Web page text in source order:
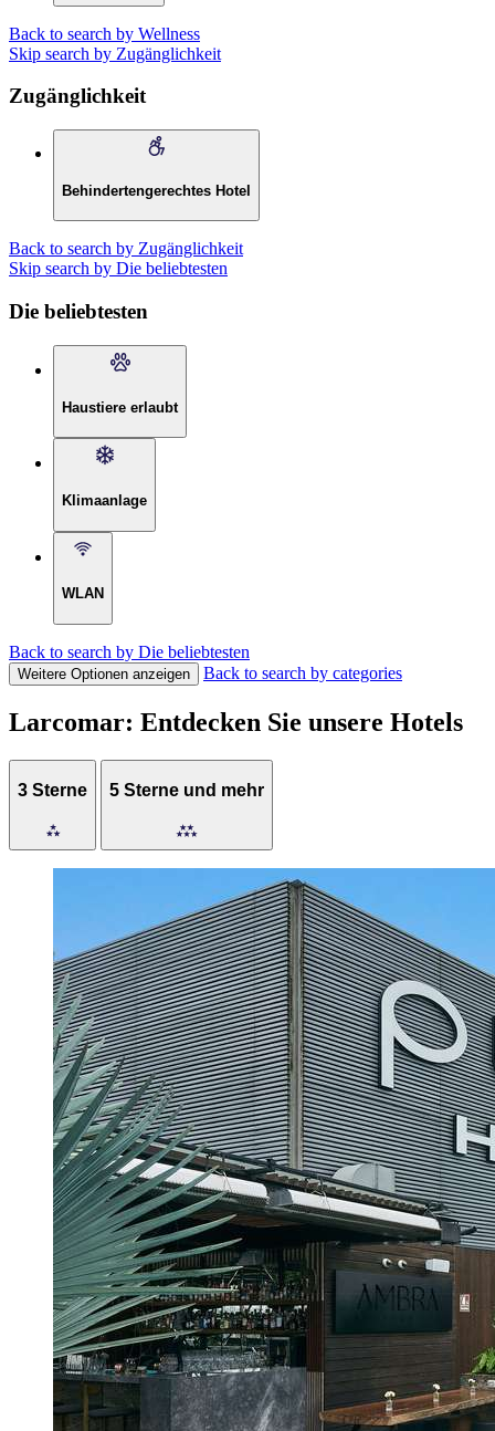
Back to search by Wellness
Skip search by Zugänglichkeit
Zugänglichkeit
Behindertengerechtes Hotel
Back to search by Zugänglichkeit
Skip search by Die beliebtesten
Die beliebtesten
Haustiere erlaubt
Klimaanlage
WLAN
Back to search by Die beliebtesten
Weitere Optionen anzeigen Back to search by categories
Larcomar: Entdecken Sie unsere Hotels
3 Sterne 5 Sterne und mehr